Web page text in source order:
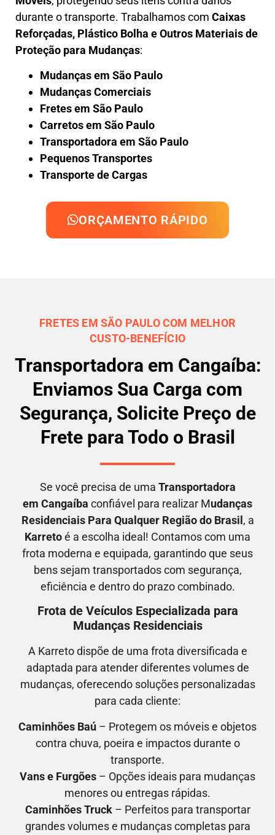
durante o transporte. Trabalhamos com Caixas
Reforçadas, Plástico Bolha e Outros Materiais de
Proteção para Mudanças:
Mudanças em São Paulo
Mudanças Comerciais
Fretes em São Paulo
Carretos em São Paulo
Transportadora em São Paulo
Pequenos Transportes
Transporte de Cargas
ORÇAMENTO RÁPIDO
FRETES EM SÃO PAULO COM MELHOR
CUSTO-BENEFÍCIO
Transportadora em Cangaíba:
Enviamos Sua Carga com
Segurança, Solicite Preço de
Frete para Todo o Brasil
Se você precisa de uma Transportadora
em Cangaíba confiável para realizar Mudanças
Residenciais Para Qualquer Região do Brasil , a
Karretoé a escolha ideal! Contamos com uma
frota moderna e equipada, garantindo que seus
bens sejam transportados com segurança,
eficiência e dentro do prazo combinado.
Frota de Veículos Especializada para
Mudanças Residenciais
A Karreto dispõe de uma frota diversificada e
adaptada para atender diferentes volumes de
mudanças, oferecendo soluções personalizadas
para cada cliente:
Caminhões Baú – Protegem os móveis e objetos
contra chuva, poeira e impactos durante o
transporte.
Vans e Furgões – Opções ideais para mudanças
menores ou entregas rápidas.
Caminhões Truck– Perfeitos para transportar
grandes volumes e mudanças completas para